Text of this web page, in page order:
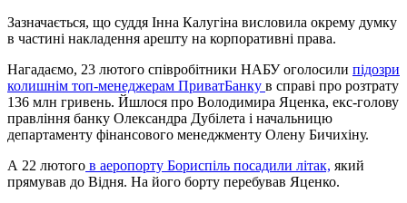
Зазначається, що суддя Інна Калугіна висловила окрему думку
в частині накладення арешту на корпоративні права.
Нагадаємо, 23 лютого співробітники НАБУ оголосили підозри
колишнім топ-менеджерам ПриватБанку в справі про розтрату
136 млн гривень. Йшлося про Володимира Яценка, екс-голову
правління банку Олександра Дубілета і начальницю
департаменту фінансового менеджменту Олену Бичихіну.
А 22 лютого в аеропорту Бориспіль посадили літак, який
прямував до Відня. На його борту перебував Яценко.